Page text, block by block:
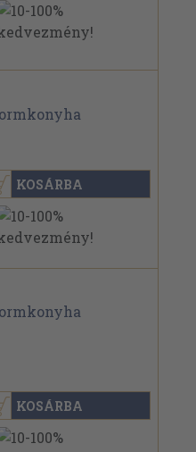
KOSÁRBA
KOSÁRBA